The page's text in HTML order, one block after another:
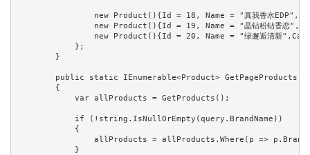
new Product(){Id = 18, Name = "真我香水
new Product(){Id = 19, Name = "晶钻粉钻香恋
new Product(){Id = 20, Name = "绿邂逅清新
            };
        }
public static IEnumerable<Product>
        {
            var allProducts = GetProducts();
            if (!string.IsNullOrEmpty(query.BrandName))
            {
allProducts = allProducts.Where(p =>
            }